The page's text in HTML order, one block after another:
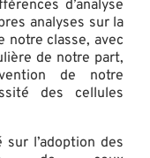
d’analyse
analyses sur la
notre classe, avec
de notre part,
de notre
des cellules
l’adoption des